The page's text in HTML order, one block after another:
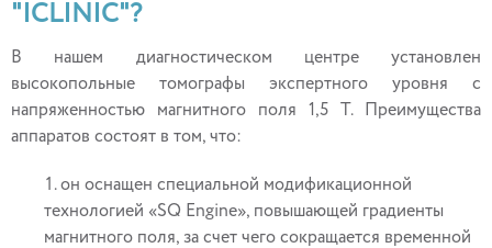
"ICLINIC"?
В нашем диагностическом центре установлен
высокопольные томографы экспертного уровня с
напряженностью магнитного поля 1,5 Т. Преимущества
аппаратов состоят в том, что:
он оснащен специальной модификационной
технологией «SQ Engine», повышающей градиенты
магнитного поля, за счет чего сокращается временной